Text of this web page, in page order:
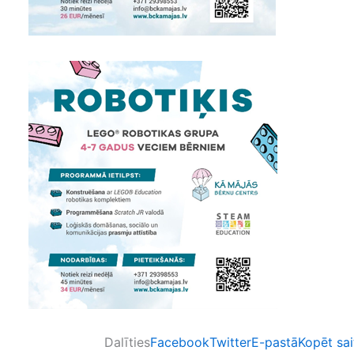
DalītiesFacebookTwitterE-pastāKopēt